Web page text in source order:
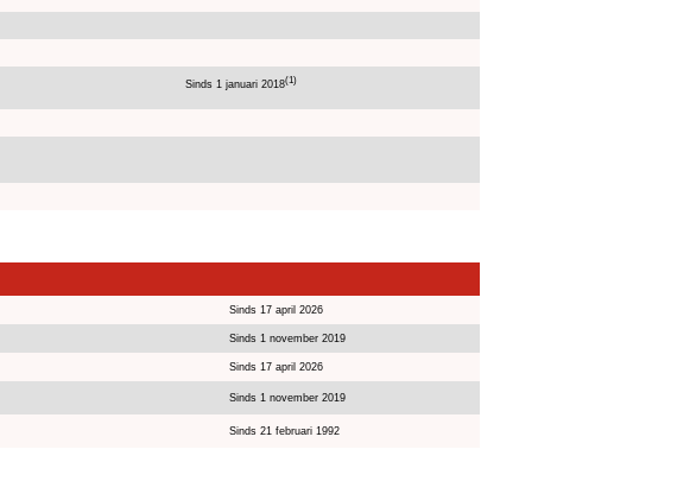
Sinds 1 januari 2018(1)
Sinds 17 april 2026
Sinds 1 november 2019
Sinds 17 april 2026
Sinds 1 november 2019
Sinds 21 februari 1992